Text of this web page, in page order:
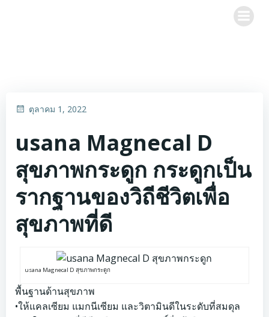
ตุลาคม 1, 2022
usana Magnecal D
สุขภาพกระดูก กระดูกเป็น
รากฐานของวิถีชีวิตเพื่อ
สุขภาพที่ดี
usana Magnecal D สุขภาพกระดูก
พื้นฐานด้านสุขภาพ
•ให้แคลเซียม แมกนีเซียม และวิตามินดีในระดับที่สมดุล